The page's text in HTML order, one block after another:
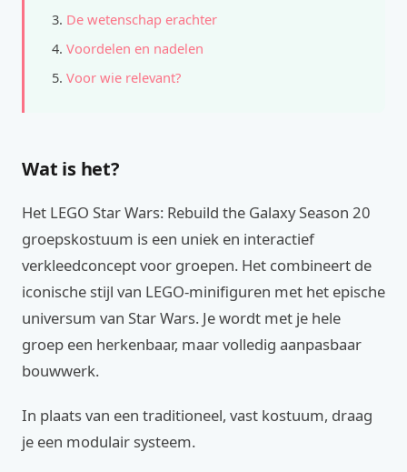
De wetenschap erachter
Voordelen en nadelen
Voor wie relevant?
Wat is het?
Het LEGO Star Wars: Rebuild the Galaxy Season 20
groepskostuum is een uniek en interactief
verkleedconcept voor groepen. Het combineert de
iconische stijl van LEGO-minifiguren met het epische
universum van Star Wars. Je wordt met je hele
groep een herkenbaar, maar volledig aanpasbaar
bouwwerk.
In plaats van een traditioneel, vast kostuum, draag
je een modulair systeem.